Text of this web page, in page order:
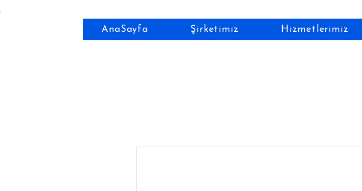
AnaSayfa Şirketimiz Hizmetlerimiz